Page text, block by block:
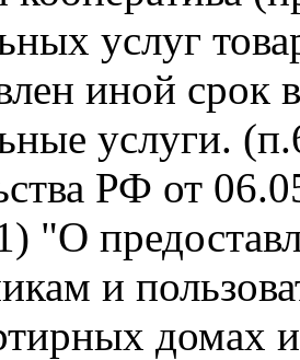
услуг
иной срок
услуги.
РФ от
"О
и